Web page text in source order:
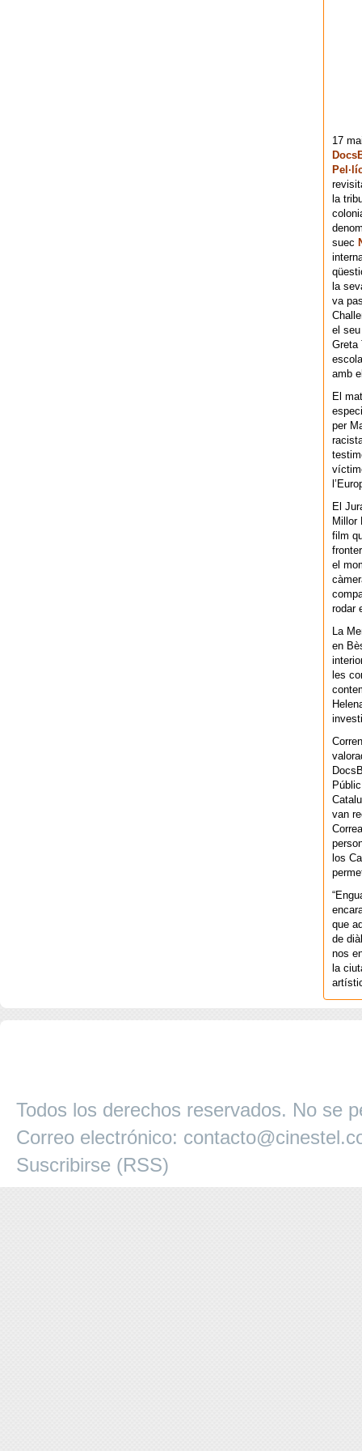
17
la
suec
la
va
el
Greta
amb
El
per
El
Millor
film
el
rodar
La
en
les
van
los
que
de
nos
la
Todos los derechos reservados. No se
Correo electrónico:
Suscribirse (RSS)